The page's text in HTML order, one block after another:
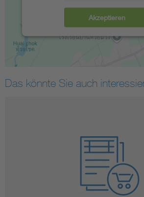
Akzeptieren
Das könnte Sie auch